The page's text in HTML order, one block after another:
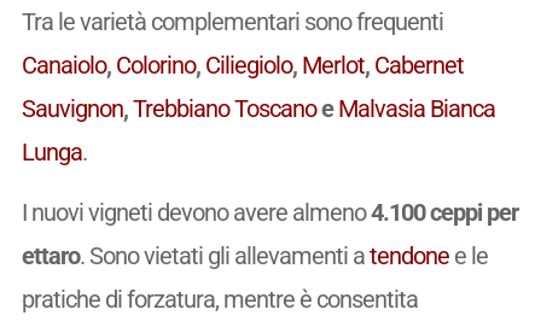
Tra le varietà complementari sono frequenti
Canaiolo, Colorino, Ciliegiolo, Merlot, Cabernet
Sauvignon,Trebbiano ToscanoeMalvasia Bianca
Lunga.
I nuovi vigneti devono avere almeno4.100 ceppi per
ettaro. Sono vietati gli allevamenti atendonee le
pratiche di forzatura, mentre è consentita